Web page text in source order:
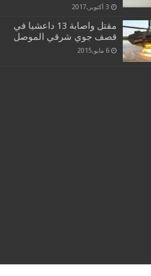
3 أكتوبر,2017
مقتل واصابة 13 داعشيا في
قصف جوي شرقي الموصل
6 مايو,2015